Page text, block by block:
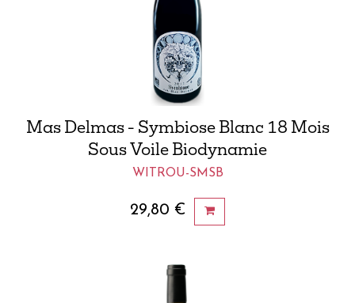
Mas Delmas - Symbiose Blanc 18 Mois
Sous Voile Biodynamie
WITROU-SMSB
29,80 €